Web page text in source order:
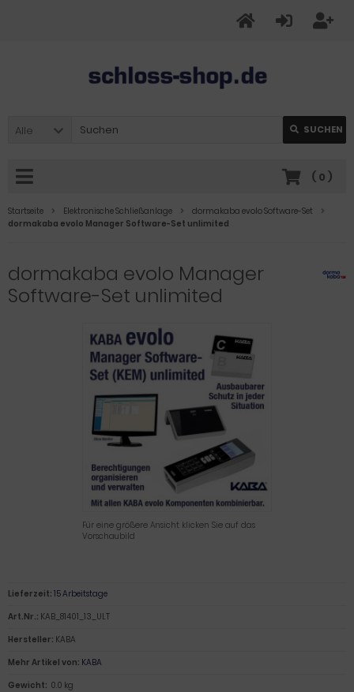
Alle SUCHEN
( 0 )
Startseite Elektronische Schließanlage
dormakaba evolo Software-Set
dormakaba evolo Manager Software-Set unlimited
dormakaba evolo Manager
Software-Set unlimited
Für eine größere Ansicht klicken Sie auf das
Vorschaubild
Lieferzeit: 15 Arbeitstage
Art.Nr.: KAB_81401_13_ULT
Hersteller: KABA
Mehr Artikel von: KABA
Gewicht: 0.0 kg